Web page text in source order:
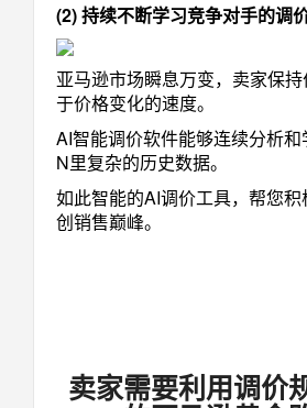
(2) 持续不断学习竞争对手的调
亚马逊市场瞬息万变，卖家保
于价格变化的速度。
AI智能调价软件能够连续分析
N里复杂的历史数据。
如此智能的AI调价工具，帮您
创销售巅峰。
卖家需要利用调价